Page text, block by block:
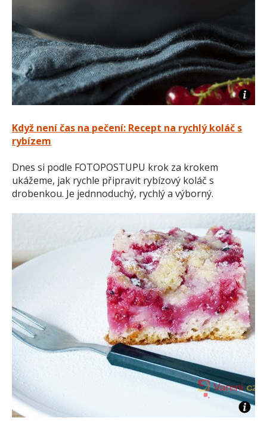
Když není čas na pečení: Recept na rychlý koláč s
rybízem
Dnes si podle FOTOPOSTUPU krok za krokem
ukážeme, jak rychle připravit rybízový koláč s
drobenkou. Je jednnoduchý, rychlý a výborný.